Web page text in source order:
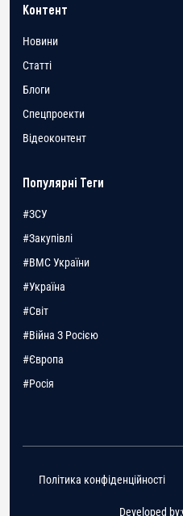
Контент
Новини
Статті
Блоги
Спецпроекти
Відеоконтент
Популярні Теги
#ЗСУ
#Закупівлі
#ВМС України
#Україна
#Світ
#Війна З Росією
#Європа
#Росія
Developed by:
Політика конфіденційності